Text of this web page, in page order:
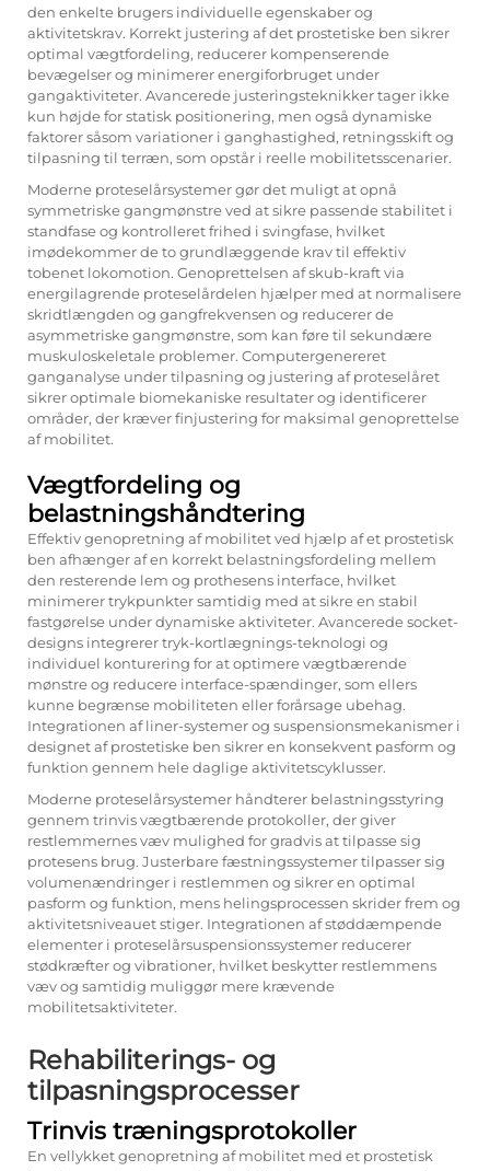
den enkelte brugers individuelle egenskaber og
aktivitetskrav. Korrekt justering af det prostetiske ben sikrer
optimal vægtfordeling, reducerer kompenserende
bevægelser og minimerer energiforbruget under
gangaktiviteter. Avancerede justeringsteknikker tager ikke
kun højde for statisk positionering, men også dynamiske
faktorer såsom variationer i ganghastighed, retningsskift og
tilpasning til terræn, som opstår i reelle mobilitetsscenarier.
Moderne proteselårsystemer gør det muligt at opnå
symmetriske gangmønstre ved at sikre passende stabilitet i
standfase og kontrolleret frihed i svingfase, hvilket
imødekommer de to grundlæggende krav til effektiv
tobenet lokomotion. Genoprettelsen af skub-kraft via
energilagrende proteselårdelen hjælper med at normalisere
skridtlængden og gangfrekvensen og reducerer de
asymmetriske gangmønstre, som kan føre til sekundære
muskuloskeletale problemer. Computergenereret
ganganalyse under tilpasning og justering af proteselåret
sikrer optimale biomekaniske resultater og identificerer
områder, der kræver finjustering for maksimal genoprettelse
af mobilitet.
Vægtfordeling og
belastningshåndtering
Effektiv genopretning af mobilitet ved hjælp af et prostetisk
ben afhænger af en korrekt belastningsfordeling mellem
den resterende lem og prothesens interface, hvilket
minimerer trykpunkter samtidig med at sikre en stabil
fastgørelse under dynamiske aktiviteter. Avancerede socket-
designs integrerer tryk-kortlægnings-teknologi og
individuel konturering for at optimere vægtbærende
mønstre og reducere interface-spændinger, som ellers
kunne begrænse mobiliteten eller forårsage ubehag.
Integrationen af liner-systemer og suspensionsmekanismer i
designet af prostetiske ben sikrer en konsekvent pasform og
funktion gennem hele daglige aktivitetscyklusser.
Moderne proteselårsystemer håndterer belastningsstyring
gennem trinvis vægtbærende protokoller, der giver
restlemmernes væv mulighed for gradvis at tilpasse sig
protesens brug. Justerbare fæstningssystemer tilpasser sig
volumenændringer i restlemmen og sikrer en optimal
pasform og funktion, mens helingsprocessen skrider frem og
aktivitetsniveauet stiger. Integrationen af støddæmpende
elementer i proteselårsuspensionssystemer reducerer
stødkræfter og vibrationer, hvilket beskytter restlemmens
væv og samtidig muliggør mere krævende
mobilitetsaktiviteter.
Rehabiliterings- og
tilpasningsprocesser
Trinvis træningsprotokoller
En vellykket genopretning af mobilitet med et prostetisk